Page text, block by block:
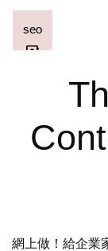
網上做！給企業